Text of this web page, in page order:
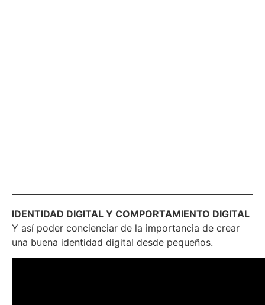
IDENTIDAD DIGITAL Y COMPORTAMIENTO DIGITAL
Y así poder concienciar de la importancia de crear
una buena identidad digital desde pequeños.